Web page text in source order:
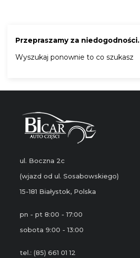
Przepraszamy za niedogodności.
Wyszukaj ponownie to co szukasz
ul. Boczna 2c
(wjazd od ul. Sosabowskiego)
15-181 Białystok, Polska
pn - pt 8:00 - 17:00
sobota 9:00 - 13:00
tel.: (85) 661 01 12